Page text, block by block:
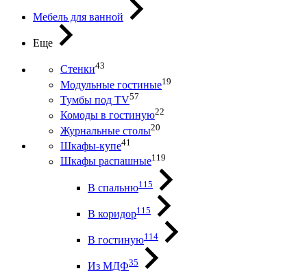
Мебель для ванной
Еще
Стенки43
Модульные гостиные19
Тумбы под ТV57
Комоды в гостиную22
Журнальные столы20
Шкафы-купе41
Шкафы распашные119
В спальню115
В коридор115
В гостиную114
Из МДФ35